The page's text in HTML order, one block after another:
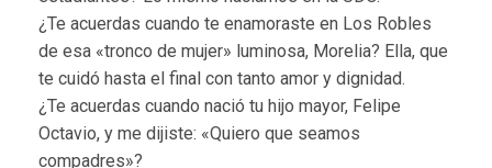
¿Te acuerdas cuando te enamoraste en Los Robles
de esa «tronco de mujer» luminosa, Morelia? Ella, que
te cuidó hasta el final con tanto amor y dignidad.
¿Te acuerdas cuando nació tu hijo mayor, Felipe
Octavio, y me dijiste: «Quiero que seamos
compadres»?